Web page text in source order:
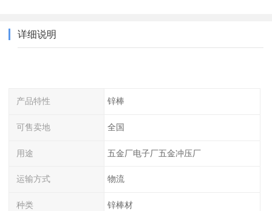
详细说明
产品特性 锌棒
可售卖地 全国
用途 五金厂电子厂五金冲压厂
运输方式 物流
种类 锌棒材